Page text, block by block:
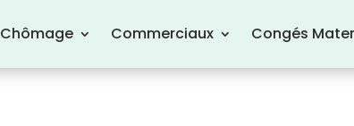
Chômage Commerciaux Congés